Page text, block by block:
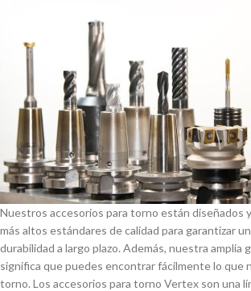
Nuestros accesorios para torno están diseñados
más altos estándares de calidad para garantizar
durabilidad a largo plazo. Además, nuestra amplia
significa que puedes encontrar fácilmente lo que
torno. Los accesorios para torno Vertex son una